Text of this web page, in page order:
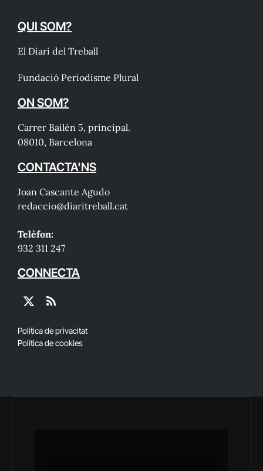
QUI SOM?
El Diari del Treball
Fundació Periodisme Plural
ON SOM?
Carrer Bailén 5, principal.
08010, Barcelona
CONTACTA'NS
Joan Cascante Agudo
redaccio@diaritreball.cat
Telèfon:
932 311 247
CONNECTA
X
RSS
Política de privacitat
Política de cookies